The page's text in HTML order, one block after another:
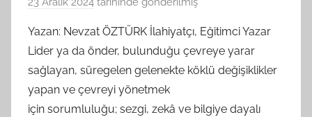
S
A
M
a
Yazan: Nevzat ÖZTÜRK İlahiyatçı, Eğitimci Yazar
Lider ya da önder, bulunduğu çevreye yarar
sağlayan, süregelen gelenekte köklü değişiklikler
yapan ve çevreyi yönetmek
için sorumluluğu; sezgi, zekâ ve bilgiye dayalı